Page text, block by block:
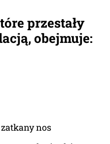
przestały
obejmuje:
nos